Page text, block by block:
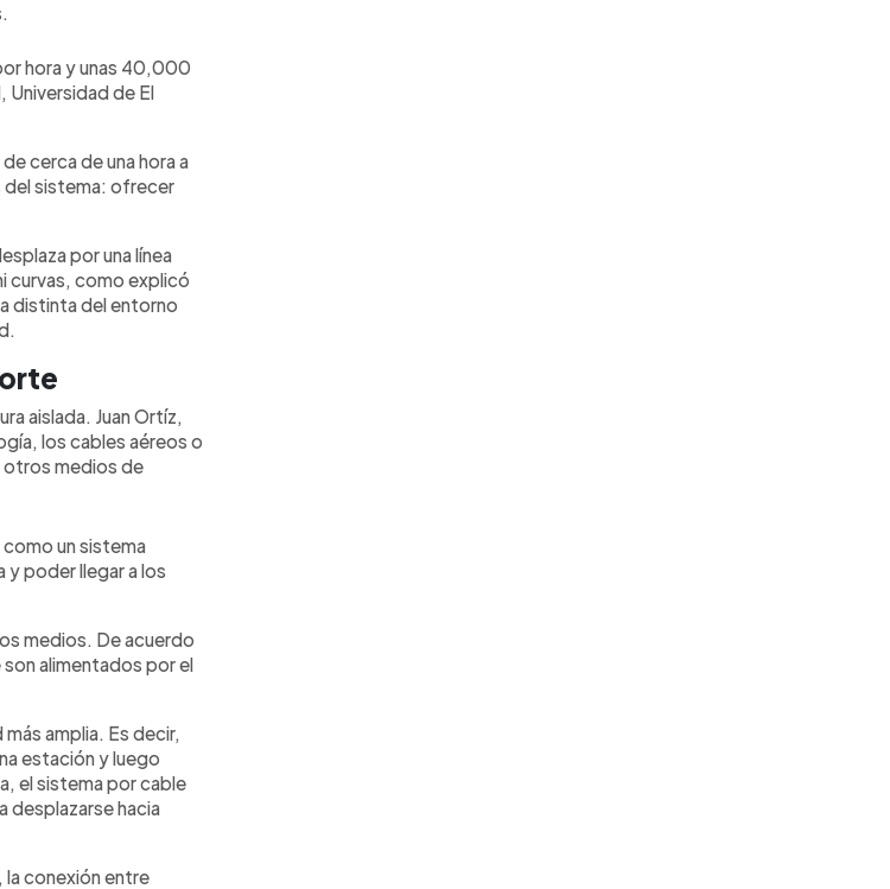
hora y unas 40,000
Universidad de El
cerca de una hora a
del sistema: ofrecer
por una línea
curvas, como explicó
distinta del entorno
aislada. Juan Ortíz,
los cables aéreos o
medios de
un sistema
y poder llegar a los
medios. De acuerdo
alimentados por el
amplia. Es decir,
estación y luego
el sistema por cable
desplazarse hacia
conexión entre